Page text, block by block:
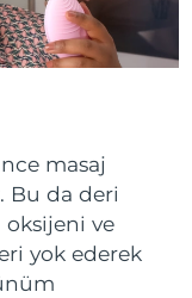
masaj
Bu da deri
ve
yok ederek
teslim tarihi
08/08/2026
teslim tarihi
08/08/2026
Tahmini teslim tarihi